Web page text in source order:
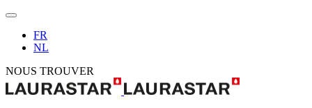
FR
NL
NOUS TROUVER